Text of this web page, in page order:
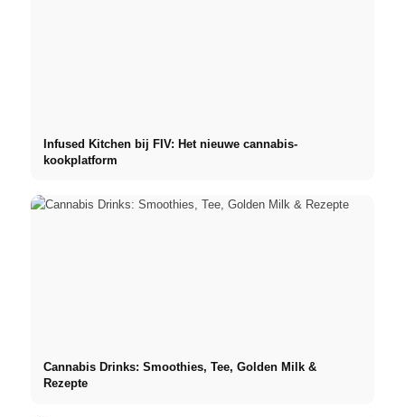
Infused Kitchen bij FIV: Het nieuwe cannabis-
kookplatform
Cannabis Drinks: Smoothies, Tee, Golden Milk &
Rezepte